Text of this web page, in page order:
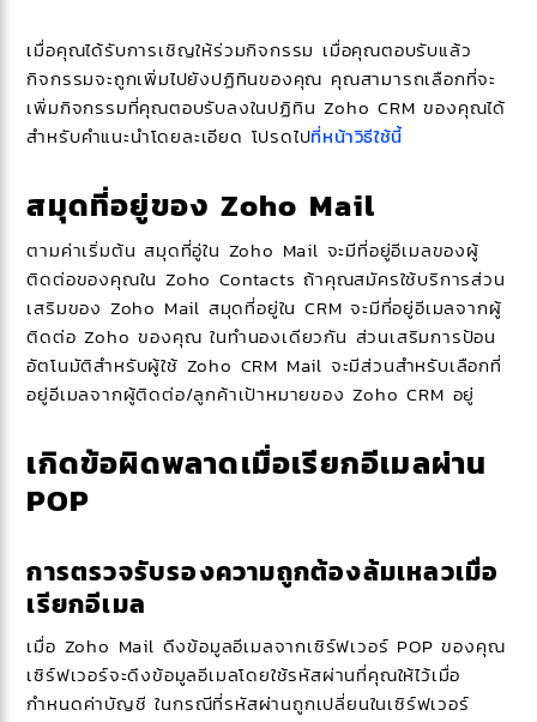
เมื่อคุณได้รับการเชิญให้ร่วมกิจกรรม เมื่อคุณตอบรับแล้ว
กิจกรรมจะถูกเพิ่มไปยังปฏิทินของคุณ คุณสามารถเลือกที่จะ
เพิ่มกิจกรรมที่คุณตอบรับลงในปฏิทิน Zoho CRM ของคุณได้
สำหรับคำแนะนำโดยละเอียด โปรดไปที่หน้าวิธีใช้นี้
สมุดที่อยู่ของ Zoho Mail
ตามค่าเริ่มต้น สมุดที่อู่ใน Zoho Mail จะมีที่อยู่อีเมลของผู้
ติดต่อของคุณใน Zoho Contacts ถ้าคุณสมัครใช้บริการส่วน
เสริมของ Zoho Mail สมุดที่อยู่ใน CRM จะมีที่อยู่อีเมลจากผู้
ติดต่อ Zoho ของคุณ ในทำนองเดียวกัน ส่วนเสริมการป้อน
อัตโนมัติสำหรับผู้ใช้ Zoho CRM Mail จะมีส่วนสำหรับเลือกที่
อยู่อีเมลจากผู้ติดต่อ/ลูกค้าเป้าหมายของ Zoho CRM อยู่
เกิดข้อผิดพลาดเมื่อเรียกอีเมลผ่าน
POP
การตรวจรับรองความถูกต้องล้มเหลวเมื่อ
เรียกอีเมล
เมื่อ Zoho Mail ดึงข้อมูลอีเมลจากเซิร์ฟเวอร์ POP ของคุณ
เซิร์ฟเวอร์จะดึงข้อมูลอีเมลโดยใช้รหัสผ่านที่คุณให้ไว้เมื่อ
กำหนดค่าบัญชี ในกรณีที่รหัสผ่านถูกเปลี่ยนในเซิร์ฟเวอร์